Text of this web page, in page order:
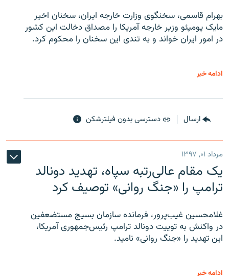
بهرام قاسمی، سخنگوی وزارت خارجه ایران، سخنان اخیر
مایک پومپئو وزیر خارجه آمریکا را مصداق دخالت این کشور
در امور ایران خواند و به تندی این سخنان را محکوم کرد.
ادامه خبر
ارسال دسترسی بدون فیلترشکن
مرداد ۰۱, ۱۳۹۷
یک مقام عالی‌رتبه سپاه، تهدید دونالد
ترامپ را «جنگ روانی» توصیف کرد
غلامحسین غیب‌پرور، فرمانده سازمان بسیج مستضعفین
در واکنش به توییت دونالد ترامپ رئیس‌جمهوری آمریکا،
این تهدید را «جنگ روانی» نامید.
ادامه خبر